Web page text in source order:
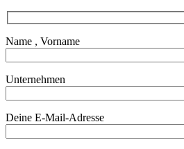
Name , Vorname
Unternehmen
Deine E-Mail-Adresse